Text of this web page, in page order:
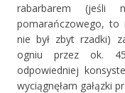
rabarbarem (jeśli
pomarańczowego, to
nie był zbyt rzadki)
ogniu przez ok.
odpowiedniej
wyciągnęłam gałązki